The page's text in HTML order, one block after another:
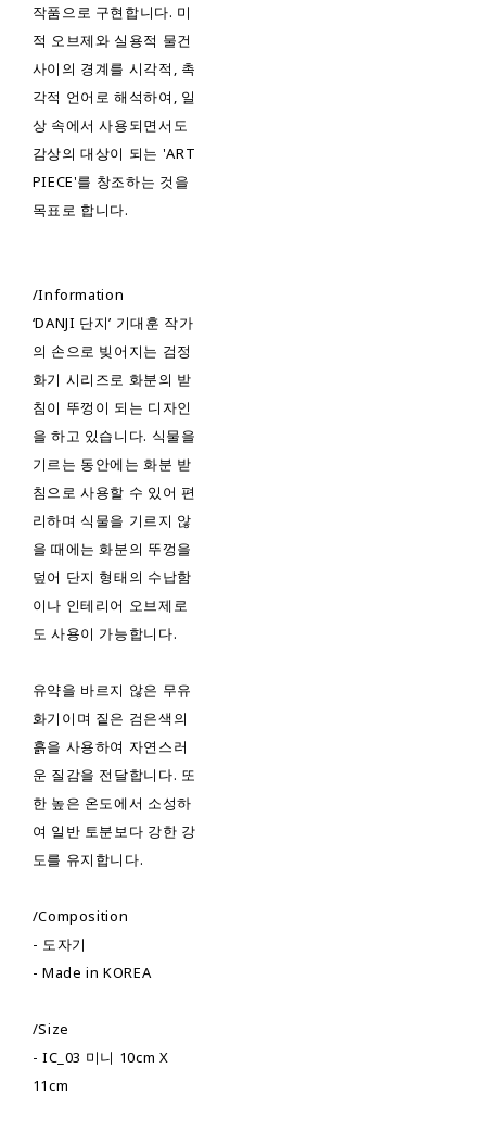
작품으로 구현합니다. 미
적 오브제와 실용적 물건
사이의 경계를 시각적, 촉
각적 언어로 해석하여, 일
상 속에서 사용되면서도
감상의 대상이 되는 'ART
PIECE'를 창조하는 것을
목표로 합니다.
/Information
‘DANJI 단지’ 기대훈 작가
의 손으로 빚어지는 검정
화기 시리즈로 화분의 받
침이 뚜껑이 되는 디자인
을 하고 있습니다. 식물을
기르는 동안에는 화분 받
침으로 사용할 수 있어 편
리하며 식물을 기르지 않
을 때에는 화분의 뚜껑을
덮어 단지 형태의 수납함
이나 인테리어 오브제로
도 사용이 가능합니다.
유약을 바르지 않은 무유
화기이며 짙은 검은색의
흙을 사용하여 자연스러
운 질감을 전달합니다. 또
한 높은 온도에서 소성하
여 일반 토분보다 강한 강
도를 유지합니다.
/Composition
- 도자기
- Made in KOREA
/Size
- IC_03 미니 10cm X
11cm